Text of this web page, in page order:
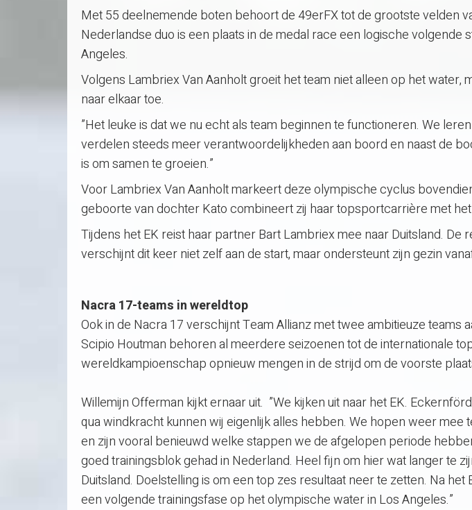
Met 55 deelnemende boten behoort de 49erFX tot de grootste velden
Nederlandse duo is een plaats in de medal race een logische volgende
Angeles.
Volgens Lambriex Van Aanholt groeit het team niet alleen op het water,
naar elkaar toe.
”Het leuke is dat we nu echt als team beginnen te functioneren. We
verdelen steeds meer verantwoordelijkheden aan boord en naast de
is om samen te groeien.”
Voor Lambriex Van Aanholt markeert deze olympische cyclus
geboorte van dochter Kato combineert zij haar topsportcarrière met
Tijdens het EK reist haar partner Bart Lambriex mee naar Duitsland.
verschijnt dit keer niet zelf aan de start, maar ondersteunt zijn gezin
Nacra 17-teams in wereldtop
Ook in de Nacra 17 verschijnt Team Allianz met twee ambitieuze teams
Scipio Houtman behoren al meerdere seizoenen tot de internationale
wereldkampioenschap opnieuw mengen in de strijd om de voorste
Willemijn Offerman kijkt ernaar uit. ”We kijken uit naar het EK.
qua windkracht kunnen wij eigenlijk alles hebben. We hopen weer mee
en zijn vooral benieuwd welke stappen we de afgelopen periode
goed trainingsblok gehad in Nederland. Heel fijn om hier wat langer te
Duitsland. Doelstelling is om een top zes resultaat neer te zetten. Na
een volgende trainingsfase op het olympische water in Los Angeles.”